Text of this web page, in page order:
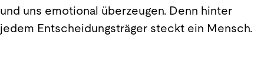
und uns emotional überzeugen. Denn hinter
jedem Entscheidungsträger steckt ein Mensch.